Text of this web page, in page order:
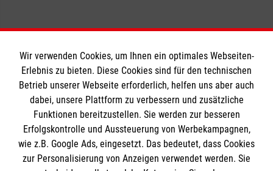
Informationen
Impressum
Datenschutz
Barrierefreiheit
Die Malteser
Wir verwenden Cookies, um Ihnen ein optimales Webseiten-
Erlebnis zu bieten. Diese Cookies sind für den technischen
Betrieb unserer Webseite erforderlich, helfen uns aber auch
dabei, unsere Plattform zu verbessern und zusätzliche
Funktionen bereitzustellen. Sie werden zur besseren
Erfolgskontrolle und Aussteuerung von Werbekampagnen,
wie z.B. Google Ads, eingesetzt. Das bedeutet, dass Cookies
zur Personalisierung von Anzeigen verwendet werden. Sie